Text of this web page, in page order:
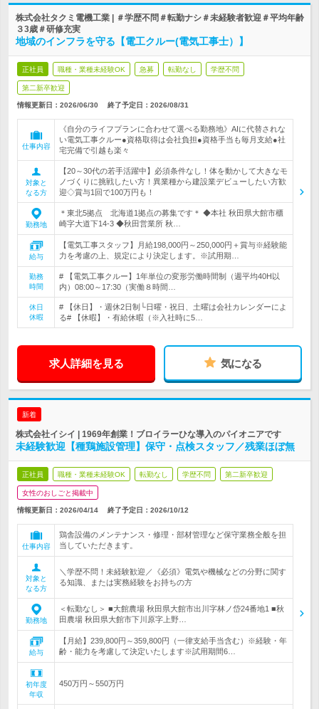
株式会社タクミ電機工業 | ＃学歴不問＃転勤ナシ＃未経験者歓迎＃平均年齢
３3歳＃研修充実
地域のインフラを守る【電工クルー(電気工事士）】
正社員 職種・業種未経験OK 急募 転勤なし 学歴不問
第二新卒歓迎
情報更新日：2026/06/30 終了予定日： 2026/08/31
仕事内容
《自分のライフプランに合わせて選べる勤務地》AIに代替されな
い電気工事クルー●資格取得は会社負担●資格手当も毎月支給●社
宅完備で引越も楽々
対象と
なる方
【20～30代の若手活躍中】必須条件なし！体を動かして大きなモ
ノづくりに挑戦したい方！異業種から建設業デビューしたい方歓
迎◇賞与1回で100万円も！
勤務地
＊東北5拠点 北海道1拠点の募集です＊ ◆本社 秋田県大館市櫃
崎字大道下14-3 ◆秋田営業所 秋…
給与
【電気工事スタッフ】月給198,000円～250,000円＋賞与※経験能
力を考慮の上、規定により決定します。※試用期…
勤務
時間
# 【電気工事クルー】1年単位の変形労働時間制（週平均40H以
内）08:00～17:30（実働８時間…
休日
休暇
# 【休日】・週休2日制└日曜・祝日、土曜は会社カレンダーによ
る# 【休暇】・有給休暇（※入社時に5…
求人詳細を見る 気になる
新着
株式会社イシイ | 1969年創業！ブロイラーひな導入のパイオニアです
未経験歓迎【種鶏施設管理】保守・点検スタッフ／残業ほぼ無
正社員 職種・業種未経験OK 転勤なし 学歴不問 第二新卒歓迎
女性のおしごと掲載中
情報更新日：2026/04/14 終了予定日： 2026/10/12
仕事内容
鶏舎設備のメンテナンス・修理・部材管理など保守業務全般を担
当していただきます。
対象と
なる方
＼学歴不問！未経験歓迎／《必須》電気や機械などの分野に関す
る知識、または実務経験をお持ちの方
勤務地
＜転勤なし＞ ■大館農場 秋田県大館市出川字林ノ岱24番地1 ■秋
田農場 秋田県大館市下川原字上野…
給与
【月給】239,800円～359,800円（一律支給手当含む）※経験・年
齢・能力を考慮して決定いたします※試用期間6…
初年度
年収
450万円～550万円